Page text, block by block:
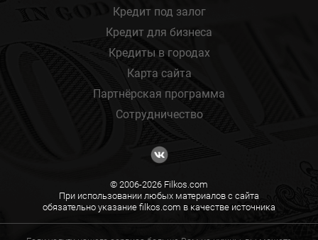
Кредит под залог
Кредит для бизнеса
Кредиты в городах
Карта сайта
Партнёрская программа
Сотрудничество
© 2006-2026 Filkos.com
При использовании любых материалов с сайта
обязательно указание filkos.com в качестве источника